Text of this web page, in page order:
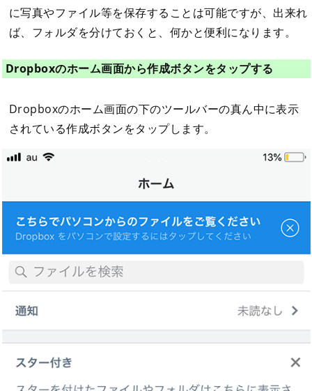
に写真やファイル等を保存することは可能ですが、出来れ
ば、フォルダを分けておくと、何かと便利になります。
Dropboxのホーム画面から作成ボタンをタップする
Dropboxのホーム画面の下のツールバーの真ん中に表示
されている作成ボタンをタップします。